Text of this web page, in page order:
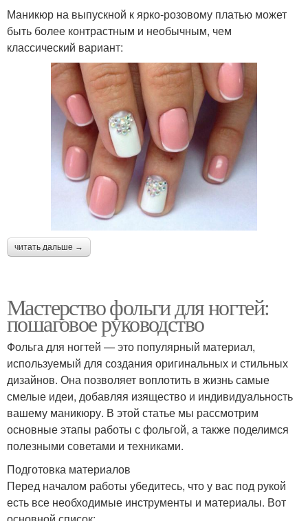
Маникюр на выпускной к ярко-розовому платью может
быть более контрастным и необычным, чем
классический вариант:
читать дальше →
Мастерство фольги для ногтей:
пошаговое руководство
Фольга для ногтей — это популярный материал,
используемый для создания оригинальных и стильных
дизайнов. Она позволяет воплотить в жизнь самые
смелые идеи, добавляя изящество и индивидуальность
вашему маникюру. В этой статье мы рассмотрим
основные этапы работы с фольгой, а также поделимся
полезными советами и техниками.
Подготовка материалов
Перед началом работы убедитесь, что у вас под рукой
есть все необходимые инструменты и материалы. Вот